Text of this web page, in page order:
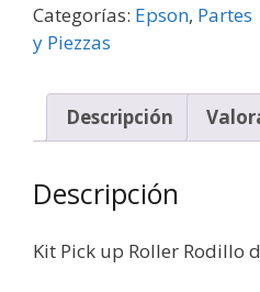
Categorías: Epson, Partes
y Piezzas
Descripción
Descripción
Kit Pick up Roller Rodillo